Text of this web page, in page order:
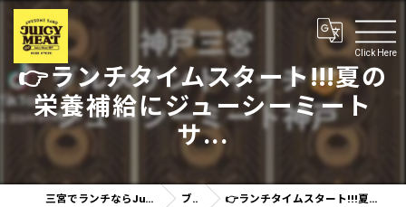
Click Here
👉ランチタイムスタート!!!夏の
栄養補給にジューシーミート
サ...
三宮でランチならJuicy Meat 神戸三ノ宮店 ブログ 👉ランチタイムスタート!!!夏の栄養補給にジューシーミートサ...